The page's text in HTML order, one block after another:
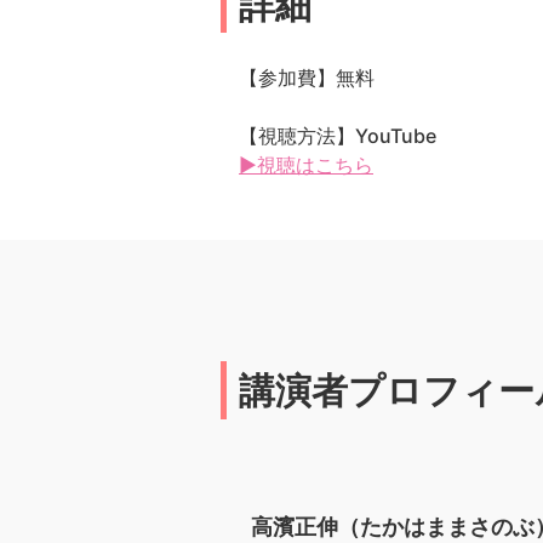
【参加費】無料
【視聴方法】YouTube
▶視聴はこちら
講演者プロフィ
高濱正伸（たかはままさのぶ